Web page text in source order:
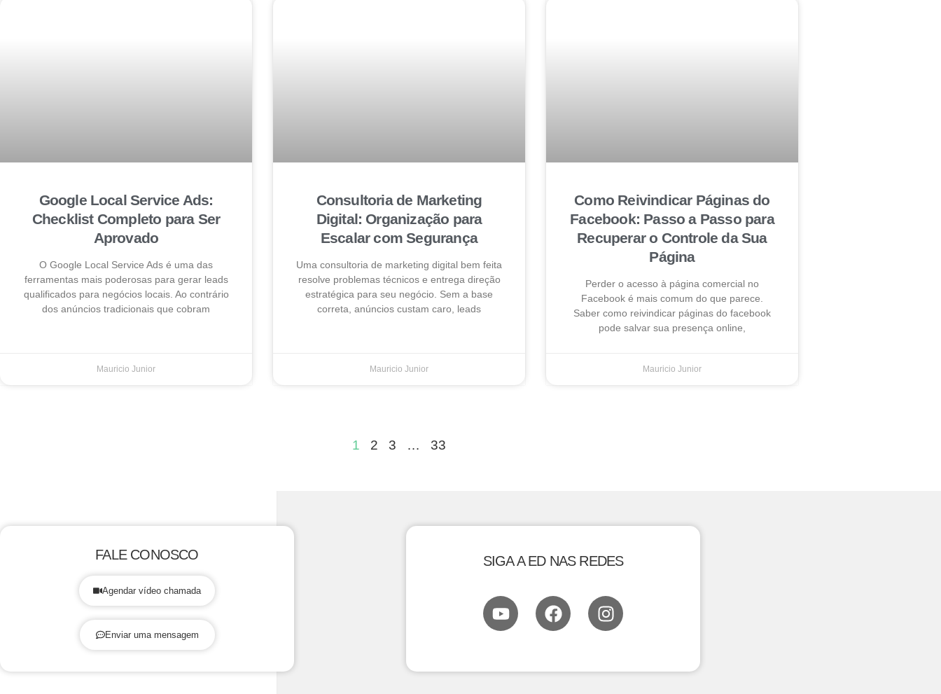
Google Local Service Ads:
Checklist Completo para Ser
Aprovado
O Google Local Service Ads é uma das
ferramentas mais poderosas para gerar leads
qualificados para negócios locais. Ao contrário
dos anúncios tradicionais que cobram
Mauricio Junior
Consultoria de Marketing
Digital: Organização para
Escalar com Segurança
Uma consultoria de marketing digital bem feita
resolve problemas técnicos e entrega direção
estratégica para seu negócio. Sem a base
correta, anúncios custam caro, leads
Mauricio Junior
Como Reivindicar Páginas do
Facebook: Passo a Passo para
Recuperar o Controle da Sua
Página
Perder o acesso à página comercial no
Facebook é mais comum do que parece.
Saber como reivindicar páginas do facebook
pode salvar sua presença online,
Mauricio Junior
1 2 3 … 33
FALE CONOSCO
Agendar vídeo chamada
Enviar uma mensagem
SIGA A ED NAS REDES